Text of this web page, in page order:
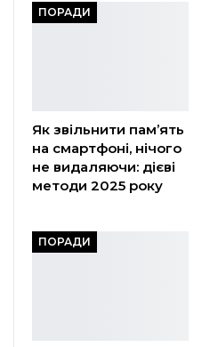
ПОРАДИ
Як звільнити пам’ять
на смартфоні, нічого
не видаляючи: дієві
методи 2025 року
ПОРАДИ